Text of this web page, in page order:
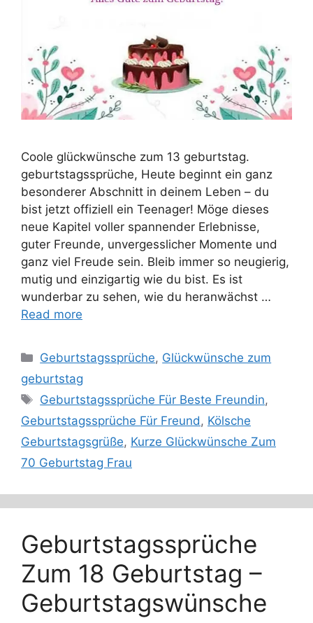
Coole glückwünsche zum 13 geburtstag.
geburtstagssprüche, Heute beginnt ein ganz
besonderer Abschnitt in deinem Leben – du
bist jetzt offiziell ein Teenager! Möge dieses
neue Kapitel voller spannender Erlebnisse,
guter Freunde, unvergesslicher Momente und
ganz viel Freude sein. Bleib immer so neugierig,
mutig und einzigartig wie du bist. Es ist
wunderbar zu sehen, wie du heranwächst …
Read more
Categories
Geburtstagssprüche, Glückwünsche zum
geburtstag
Tags
Geburtstagssprüche Für Beste Freundin,
Geburtstagssprüche Für Freund , Kölsche
Geburtstagsgrüße, Kurze Glückwünsche Zum
70 Geburtstag Frau
Geburtstagssprüche
Zum 18 Geburtstag –
Geburtstagswünsche